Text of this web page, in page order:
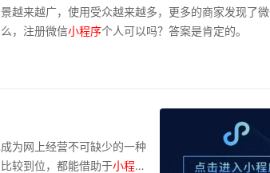
越来越广，使用受众越来越多，更多的商家发现了
，注册微信小程序个人可以吗？答案是肯定的。
为网上经营不可缺少的一种
较到位，都能借助于小程